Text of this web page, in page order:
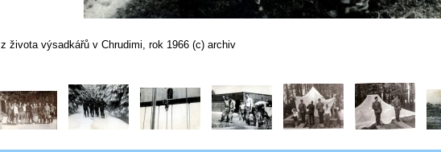
z života výsadkářů v Chrudimi, rok 1966 (c) archiv